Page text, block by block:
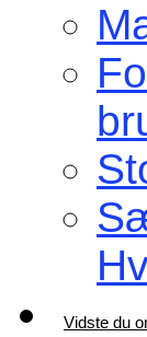
Vidste du